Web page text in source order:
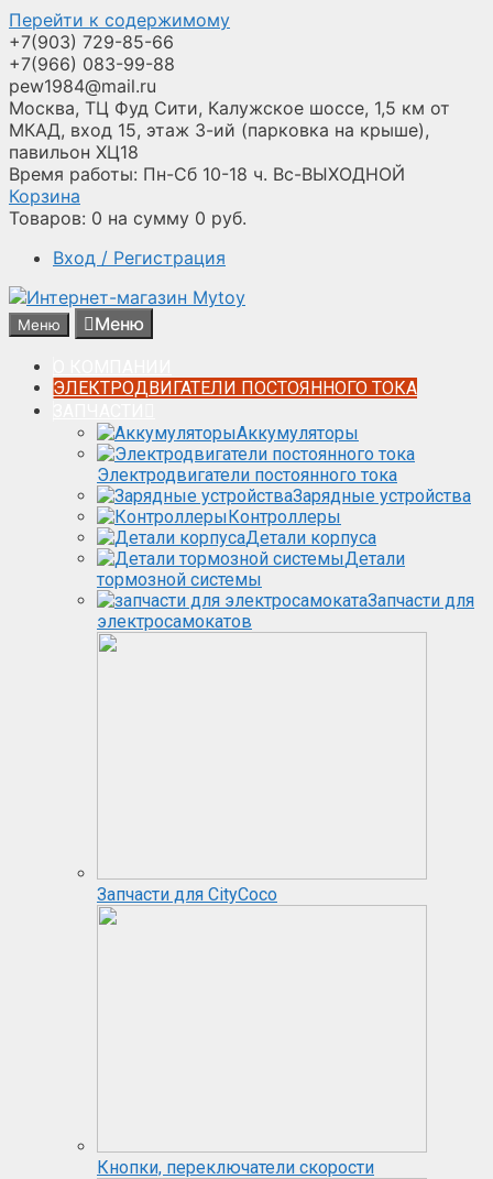
Перейти к содержимому
+7(903) 729-85-66
+7(966) 083-99-88
pew1984@mail.ru
Москва, ТЦ Фуд Сити, Калужское шоссе, 1,5 км от
МКАД, вход 15, этаж 3-ий (парковка на крыше),
павильон ХЦ18
Время работы: Пн-Сб 10-18 ч. Вс-ВЫХОДНОЙ
Корзина
Товаров: 0 на сумму 0 руб.
Вход / Регистрация
Меню Меню
ЭЛЕКТРОДВИГАТЕЛИ ПОСТОЯННОГО ТОКА
Аккумуляторы
Электродвигатели постоянного тока
Зарядные устройства
Контроллеры
Детали корпуса
Детали
тормозной системы
Запчасти для
электросамокатов
Запчасти для CityCoco
Кнопки, переключатели скорости